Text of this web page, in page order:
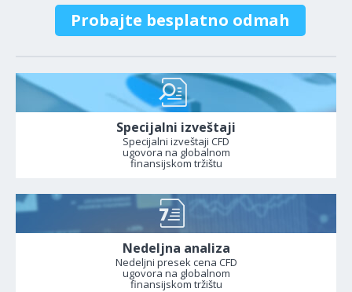
Probajte besplatno odmah
Specijalni izveštaji
Specijalni izveštaji CFD
ugovora na globalnom
finansijskom tržištu
Nedeljna analiza
Nedeljni presek cena CFD
ugovora na globalnom
finansijskom tržištu